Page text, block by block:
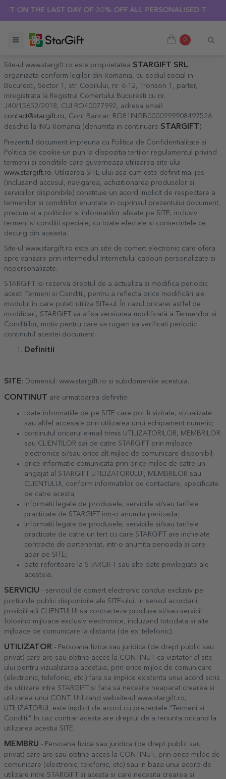
LAST DAY OF 30% OFF ALL PERSONALISED T-SHIRTS! 🔥
0
Site-ul www.stargift.ro este proprietatea STARGIFT SRL,
organizata conform legilor din Romania, cu sediul social in
Bucuresti, Sector 1, str. Copilului, nr. 6-12, Tronson 1, parter,
inregistrata la Registrul Comertului Bucuresti cu nr.
J40/15652/2018, CUI RO40077992, adresa email:
contact@stargift.ro, Cont Bancar: RO81INGB0000999908497526
deschis la ING Romania (denumita in continuare STARGIFT ).
Prezentul document impreuna cu Politica de Confidentialitate si
Politica de cookie-uri pun la dispozitia tertilor regulamentul privind
termenii si conditiile care guverneaza utilizarea site-ului
www.stargift.ro. Utilizarea SITE-ului asa cum este definit mai jos
(incluzand accesul, navigarea, achizitionarea produselor si
serviciilor disponibile) constituie un acord implicit de respectare a
termenilor si conditiilor enuntate in cuprinsul prezentului document,
precum si a politicilor si informatiilor afisate pe SITE, inclusiv
termeni si conditii speciale, cu toate efectele si consecintele ce
decurg din aceasta.
Site-ul www.stargift.ro este un site de comert electronic care ofera
spre vanzare prin intermediul Internetului cadouri personalizate si
nepersonalizate.
STARGIFT isi rezerva dreptul de a actualiza si modifica periodic
acesti Termeni si Conditii, pentru a reflecta orice modificări ale
modului în care puteti utiliza SITe-ul. În cazul oricarei astfel de
modificari, STARGIFT va afisa versiunea modificată a Termenilor si
Conditiilor, motiv pentru care va rugam sa verificati periodic
continutul acestei document.
Definitii
SITE: Domeniul: www.stargift.ro si subdomeniile acestuia.
CONTINUT are urmatoarea definitie:
toate informatiile de pe SITE care pot fi vizitate, vizualizate
sau altfel accesate prin utilizarea unui echipament numeric;
continutul oricarui e-mail trimis UTILIZATORILOR, MEMBRILOR
sau CLIENTILOR sai de catre STARGIFT prin mijloace
electronice si/sau orice alt mijloc de comunicare disponibil;
orice informatie comunicata prin orice mijloc de catre un
angajat al STARGIFT UTILIZATORULUI, MEMBRILOR sau
CLIENTULUI, conform informatiilor de contactare, specificate
de catre acesta;
informatii legate de produsele, serviciile si/sau tarifele
practicate de STARGIFT intr-o anumita perioada;
informatii legate de produsele, serviciile si/sau tarifele
practicate de catre un tert cu care STARGIFT are incheiate
contracte de parteneriat, intr-o anumita perioada si care
apar pe SITE;
date referitoare la STARGIFT sau alte date privilegiate ale
acesteia.
SERVICIU - serviciul de comert electronic condus exclusiv pe
portiunile public disponibile ale SITE-ului, in sensul acordarii
posibilitatii CLIENTULUI sa contracteze produse si/sau servicii
folosind mijloace exclusiv electronice, incluzand totodata si alte
mijloace de comunicare la distanta (de ex. telefonic).
UTILIZATOR - Persoana fizica sau juridica (de drept public sau
privat) care are sau obtine acces la CONTINUT ca vizitator al site-
ului pentru vizualizarea acestuia, prin orice mijloc de comunicare
(electronic, telefonic, etc.) fara sa implice existenta unui acord scris
de utilizare intre STARGIFT si fara sa necesite neaparat crearea si
utilizarea unui CONT. Utilizand website-ul www.stargift.ro,
UTILIZATORUL este implicit de acord cu prezentele “Termeni si
Conditii”. In caz contrar acesta are dreptul de a renunta oricand la
utilizarea acestui SITE.
MEMBRU - Persoana fizica sau juridica (de drept public sau
privat) care are sau obtine acces la CONTINUT, prin orice mijloc de
comunicare (electronic, telefonic, etc) sau in baza unui acord de
utilizare intre STARGIFT si acesta si care necesita crearea si